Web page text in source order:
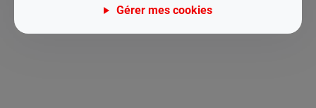
Gérer mes cookies